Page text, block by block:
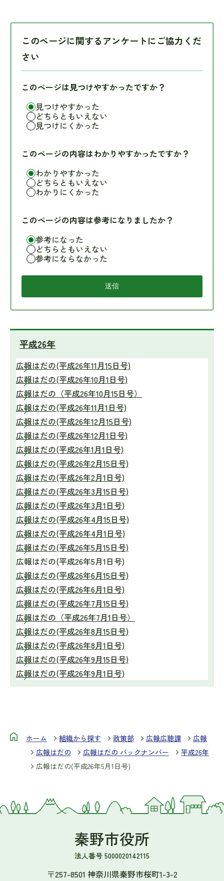
このページに関するアンケートにご協力くだ
さい
このページは見つけやすかったですか？
見つけやすかった
どちらともいえない
見つけにくかった
このページの内容はわかりやすかったですか？
わかりやすかった
どちらともいえない
わかりにくかった
このページの内容は参考になりましたか？
参考になった
どちらともいえない
参考にならなかった
平成26年
広報はだの(平成26年11月15日号)
広報はだの(平成26年10月1日号)
広報はだの（平成26年10月15日号）
広報はだの(平成26年11月1日号)
広報はだの(平成26年12月15日号)
広報はだの(平成26年12月1日号)
広報はだの(平成26年1月1日号)
広報はだの(平成26年2月15日号)
広報はだの(平成26年2月1日号)
広報はだの(平成26年3月15日号)
広報はだの(平成26年3月1日号)
広報はだの(平成26年4月15日号)
広報はだの(平成26年4月1日号)
広報はだの(平成26年5月15日号)
広報はだの(平成26年5月1日号)
広報はだの(平成26年6月15日号)
広報はだの(平成26年6月1日号)
広報はだの(平成26年7月15日号)
広報はだの（平成26年7月1日号）
広報はだの(平成26年8月15日号)
広報はだの(平成26年8月1日号)
広報はだの(平成26年9月15日号)
広報はだの(平成26年9月1日号)
ホーム 組織から探す 政策部 広報広聴課
広報
広報はだの
広報はだの バックナンバー
平成26年
広報はだの(平成26年5月1日号)
秦野市役所
法人番号 5000020142115
〒257-8501 神奈川県秦野市桜町1-3-2